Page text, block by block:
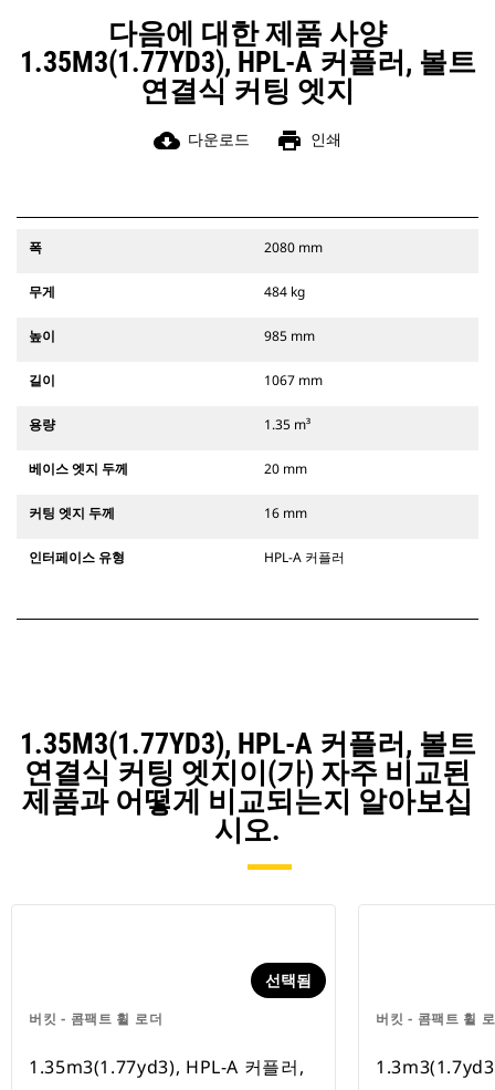
다음에 대한 제품 사양
1.35M3(1.77YD3), HPL-A 커플러, 볼트
연결식 커팅 엣지
cloud_download 다운로드 print 인쇄
폭 2080 mm
무게 484 kg
높이 985 mm
길이 1067 mm
용량 1.35 m³
베이스 엣지 두께 20 mm
커팅 엣지 두께 16 mm
인터페이스 유형 HPL-A 커플러
1.35M3(1.77YD3), HPL-A 커플러, 볼트
연결식 커팅 엣지이(가) 자주 비교된
제품과 어떻게 비교되는지 알아보십
시오.
버킷 - 콤팩트 휠 로더
선택됨
1.35m3(1.77yd3), HPL-A 커플러,
버킷 - 콤팩트 휠